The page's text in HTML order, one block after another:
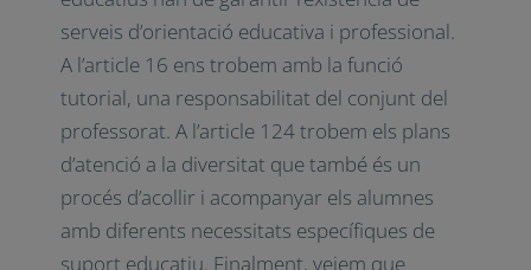
es parla directament sobre
l’acompanyament i l’orientació, i s’estableix
que els centres educatius han de garantir
l’existència de serveis d’orientació educativa
i professional. A l’article 16 ens trobem amb
la funció tutorial, una responsabilitat del
conjunt del professorat. A l’article 124
trobem els plans d’atenció a la diversitat